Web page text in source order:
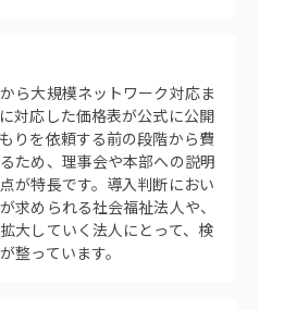
ら大規模ネットワーク対応ま
対応した価格表が公式に公開
りを依頼する前の段階から費
ため、理事会や本部への説明
が特長です。導入判断におい
求められる社会福祉法人や、
大していく法人にとって、検
整っています。